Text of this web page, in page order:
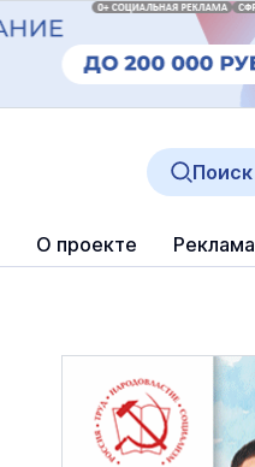
О проекте Реклама
Поиск